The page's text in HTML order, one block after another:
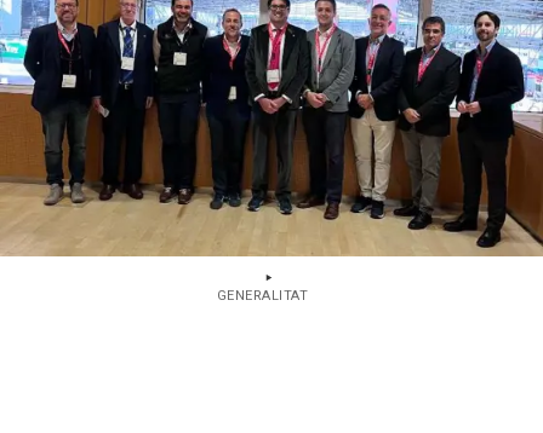
GENERALITAT